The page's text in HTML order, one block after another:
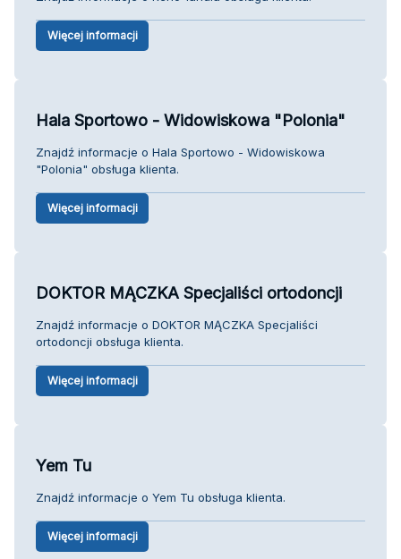
Więcej informacji
Hala Sportowo - Widowiskowa "Polonia"
Znajdź informacje o Hala Sportowo - Widowiskowa
"Polonia" obsługa klienta.
Więcej informacji
DOKTOR MĄCZKA Specjaliści ortodoncji
Znajdź informacje o DOKTOR MĄCZKA Specjaliści
ortodoncji obsługa klienta.
Więcej informacji
Yem Tu
Znajdź informacje o Yem Tu obsługa klienta.
Więcej informacji